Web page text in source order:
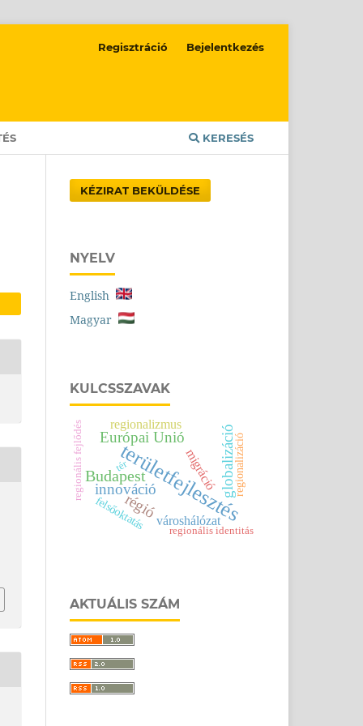
KERESÉS
Regisztráció Bejelentkezés
KÉZIRAT BEKÜLDÉSE
NYELV
English
Magyar
KULCSSZAVAK
területfejlesztés
Budapest
innováció
Európai Unió globalizáció
régióvároshálózat
migráció
regionalizmus
regionalizáció
felsőoktatás
regionális fejlődés
regionális identitás
tér
AKTUÁLIS SZÁM